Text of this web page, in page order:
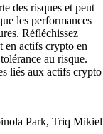
des risques et peut
les performances
Réfléchissez
en actifs crypto en
au risque.
liés aux actifs crypto
Park, Triq Mikiel